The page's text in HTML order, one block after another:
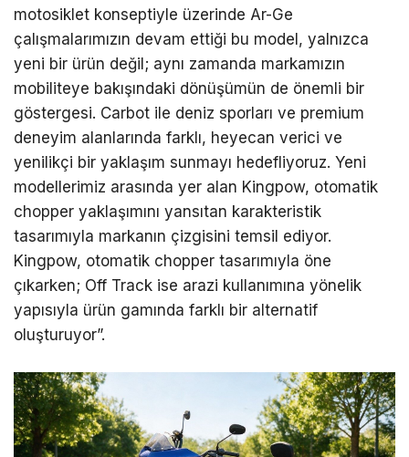
motosiklet konseptiyle üzerinde Ar-Ge
çalışmalarımızın devam ettiği bu model, yalnızca
yeni bir ürün değil; aynı zamanda markamızın
mobiliteye bakışındaki dönüşümün de önemli bir
göstergesi. Carbot ile deniz sporları ve premium
deneyim alanlarında farklı, heyecan verici ve
yenilikçi bir yaklaşım sunmayı hedefliyoruz. Yeni
modellerimiz arasında yer alan Kingpow, otomatik
chopper yaklaşımını yansıtan karakteristik
tasarımıyla markanın çizgisini temsil ediyor.
Kingpow, otomatik chopper tasarımıyla öne
çıkarken; Off Track ise arazi kullanımına yönelik
yapısıyla ürün gamında farklı bir alternatif
oluşturuyor”.